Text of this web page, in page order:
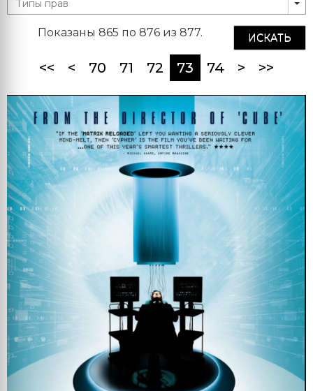
ИСКАТЬ
Показаны 865 по 876 из 877.
<< < 70 71 72 73 (current)
74 > >>